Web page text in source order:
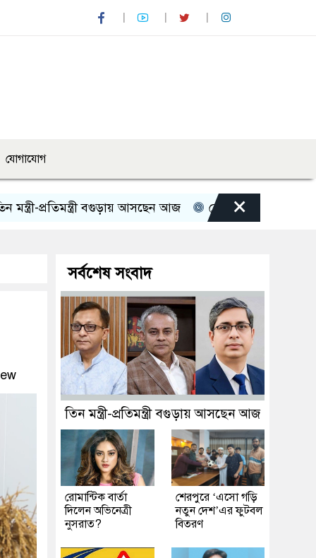
যোগাযোগ
বগুড়ায় আসছেন আজ রোমান্টিক বার্তা দিলেন
×
সর্বশেষ সংবাদ
তিন মন্ত্রী-প্রতিমন্ত্রী বগুড়ায় আসছেন আজ
রোমান্টিক বার্তা
দিলেন অভিনেত্রী
নুসরাত?
শেরপুরে ‘এসো গড়ি
নতুন দেশ’এর ফুটবল
বিতরণ